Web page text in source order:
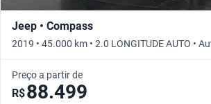
Jeep • Compass
2019 • 45.000 km • 2.0 LONGITUDE AUTO •
Preço a partir de
R$88.499